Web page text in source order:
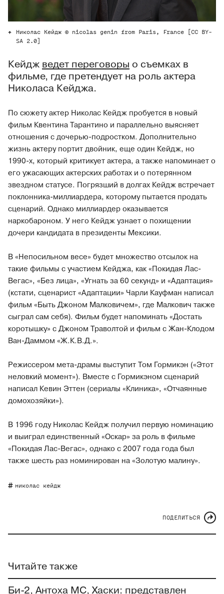
Николас Кейдж © nicolas genin from Paris, France [CC BY-
SA 2.0]
Кейдж ведет переговоры о съемках в
фильме, где претендует на роль актера
Николаса Кейджа.
По сюжету актер Николас Кейдж пробуется в новый
фильм Квентина Тарантино и параллельно выясняет
отношения с дочерью-подростком. Дополнительно
жизнь актеру портит двойник, еще один Кейдж, но
1990-х, который критикует актера, а также напоминает о
его ужасающих актерских работах и о потерянном
звездном статусе. Погрязший в долгах Кейдж встречает
поклонника-миллиардера, которому пытается продать
сценарий. Однако миллиардер оказывается
наркобароном. У него Кейдж узнает о похищении
дочери кандидата в президенты Мексики.
В «‎Непосильном весе»‎ будет множество отсылок на
такие фильмы с участием Кейджа, как «‎Покидая Лас-
Вегас»‎, «‎Без лица»‎, «‎Угнать за 60 секунд»‎ и «‎Адаптация»‎
(кстати, сценарист «‎Адаптации»‎ Чарли Кауфман написал
фильм «‎Быть Джоном Малковичем», где Малкович также
сыграл сам себя).‎ Фильм будет напоминать «‎Достать
коротышку»‎ с Джоном Траволтой и фильм с Жан-Клодом
Ван-Даммом «‎Ж.К.В.Д.»‎.
Режиссером мета-драмы выступит Том Гормикэн («‎Этот
неловкий момент»‎). Вместе с Гормикэном сценарий
написал Кевин Эттен (сериалы «‎Клиника»‎, «‎Отчаянные
домохозяйки»‎).
В 1996 году Николас Кейдж получил первую номинацию
и выиграл единственный «‎Оскар»‎ за роль в фильме
«‎Покидая Лас-Вегас»‎, однако с 2007 года года был
также шесть раз номинирован на «‎Золотую малину».
николас кейдж
ПОДЕЛИТЬСЯ
Читайте также
Би-2, Антоха МС, Хаски: представлен